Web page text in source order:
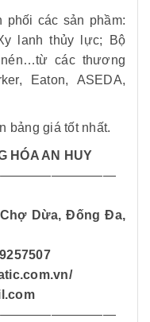
phối các sản phầm:
lanh thủy lực; Bộ
các thương
Eaton, ASEDA,
bảng giá tốt nhất.
HÓA AN HUY
Dừa, Đống Đa,